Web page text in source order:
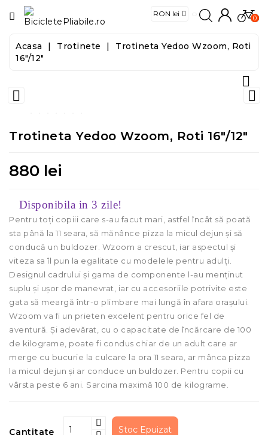
CATEGORIE
Biciclete
Biciclete
Electrice
Food
&
Tools
0
Acasa Trotinete
Trotineta Yedoo Wzoom, Roti
16"/12"



Trotineta Yedoo Wzoom, Roti 16"/12"
880 lei
Disponibila in 3 zile!
Pentru toți copiii care s-au facut mari, astfel încât să poată
sta până la 11 seara, să mănânce pizza la micul dejun și să
conducă un buldozer. Wzoom a crescut, iar aspectul și
viteza sa îl pun la egalitate cu modelele pentru adulți.
Designul cadrului și gama de componente l-au menținut
suplu și ușor de manevrat, iar cu accesoriile potrivite este
gata să meargă într-o plimbare mai lungă în afara orașului.
Wzoom va fi un prieten excelent pentru orice fel de
aventură. Și adevărat, cu o capacitate de încărcare de 100
de kilograme, poate fi condus chiar de un adult care ar
merge cu bucurie la culcare la ora 11 seara, ar mânca pizza
la micul dejun și ar conduce un buldozer. Pentru copii cu
vârsta peste 6 ani. Sarcina maximă 100 de kilograme.
Cantitate Stoc Epuizat